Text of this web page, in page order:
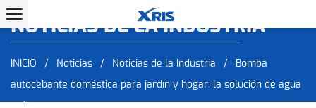
NOTICIAS DE LA INDUSTRIA
INICIO / Noticias / Noticias de la Industria /
Bomba
autocebante doméstica para jardín y hogar: la solución de agua
todo en uno